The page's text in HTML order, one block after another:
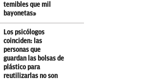
temibles que mil
bayonetas»
Los psicólogos
coinciden: las
personas que
guardan las bolsas de
plástico para
reutilizarlas no son